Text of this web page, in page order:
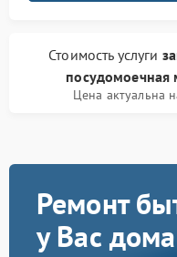
Стоимость услуги
посудомоечная
Цена актуальна
Ремонт
у Вас дома